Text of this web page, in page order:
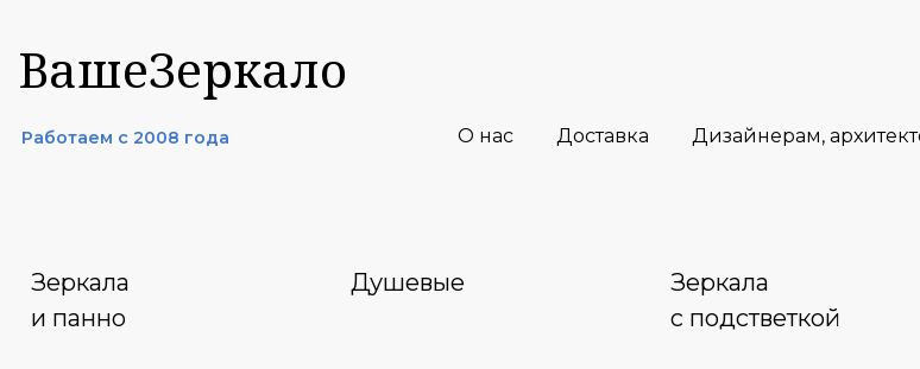
ВашеЗеркало
Работаем с 2008 года О нас Доставка Дизайнерам,
Зеркала
и панно
Душевые
Зеркала
с подстветкой